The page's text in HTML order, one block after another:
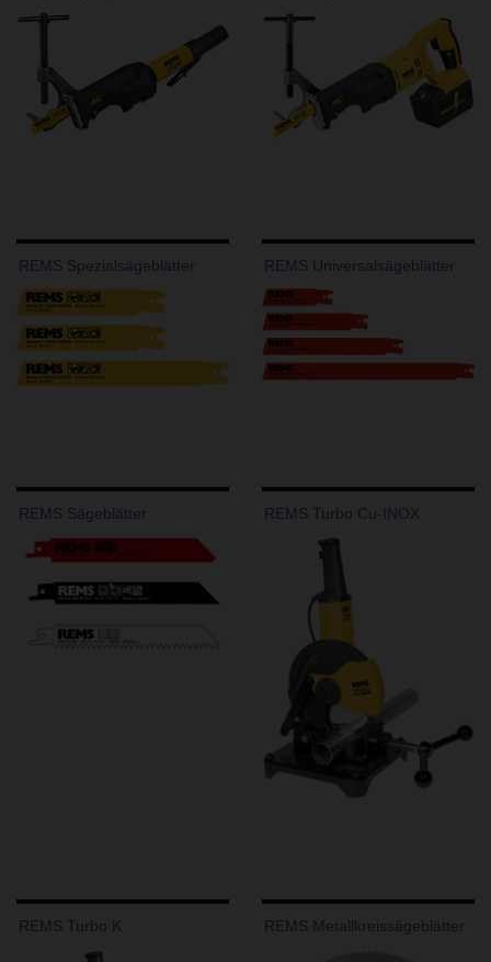
REMS Spezialsägeblätter REMS Universalsägeblätter
REMS Sägeblätter REMS Turbo Cu-INOX
REMS Turbo K REMS Metallkreissägeblätter